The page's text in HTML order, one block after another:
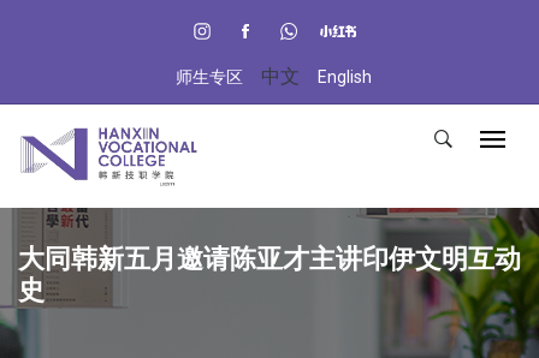
师生专区 中文 English
大同韩新五月邀请陈亚才主讲印伊文明互动
史